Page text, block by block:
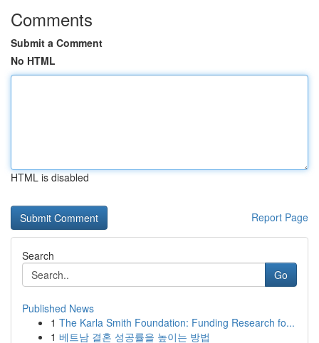
Comments
Submit a Comment
No HTML
HTML is disabled
Report Page
Search
Go
Published News
1 The Karla Smith Foundation: Funding Research fo...
1 베트남 결혼 성공률을 높이는 방법